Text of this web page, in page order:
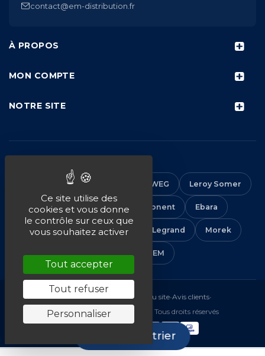
Filtrer et trier
À PROPOS
MON COMPTE
NOTRE SITE
contact@em-distribution.fr
ALMO WEG Leroy Somer
DUCATI HYDRA Component Ebara
EM Distribution IMO Legrand Morek
VEM
Plan du site•Avis clients•
© 2016-2026 EM Distribution - Tous droits réservés
Ce site utilise des
cookies et vous donne
le contrôle sur ceux que
vous souhaitez activer
Tout accepter
Tout refuser
Personnaliser